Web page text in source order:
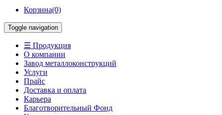
Корзина(0)
Toggle navigation
☰ Продукция
О компании
Завод металлоконструкций
Услуги
Прайс
Доставка и оплата
Карьера
Благотворительный Фонд